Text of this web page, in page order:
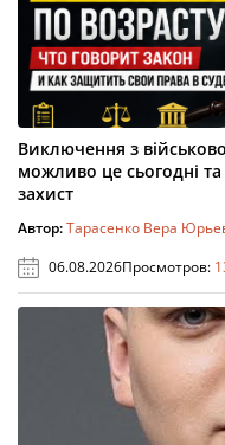
Виключення з
можливо це сьогодні
захист
Автор:Тарасенко Вера
06.08.2026Просмотров: